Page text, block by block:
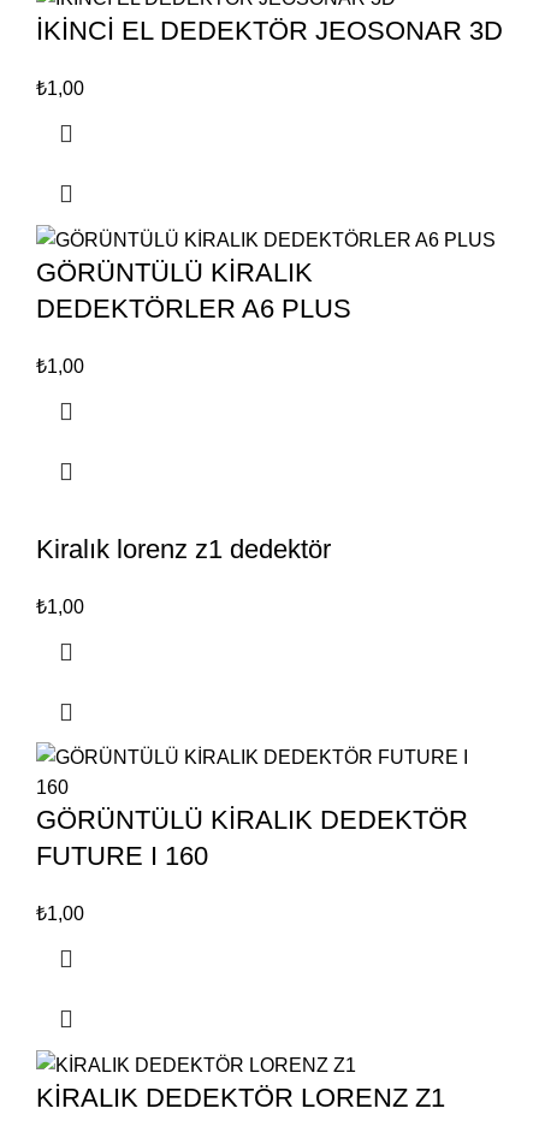
İKİNCİ EL DEDEKTÖR JEOSONAR 3D
₺1,00
GÖRÜNTÜLÜ KİRALIK
DEDEKTÖRLER A6 PLUS
₺1,00
Kiralık lorenz z1 dedektör
₺1,00
GÖRÜNTÜLÜ KİRALIK DEDEKTÖR
FUTURE I 160
₺1,00
KİRALIK DEDEKTÖR LORENZ Z1